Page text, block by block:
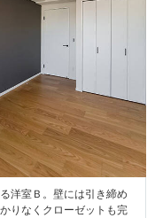
洋室Ｂ。壁には引き締め
りなくクローゼットも完